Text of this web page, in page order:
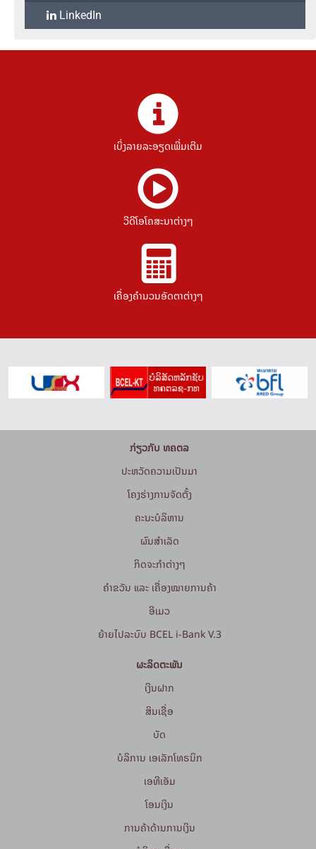
LinkedIn
ເບິ່ງລາຍລະອຽດເພີ່ມເຕີມ
ວີດີໂອໂຄສະນາຕ່າງໆ
ເຄື່ອງຄຳນວນອັດຕາຕ່າງໆ
ກ່ຽວກັບ ທຄຕລ
ປະຫວັດຄວາມເປັນມາ
ໂຄງຮ່າງການຈັດຕັ້ງ
ຄະນະບໍລິຫານ
ຜົນສຳເລັດ
ກິດຈະກໍາຕ່າງໆ
ຄຳຂວັນ ແລະ ເຄື່ອງໝາຍການຄ້າ
ອີເມວ
ຍ້າຍໄປລະບົບ BCEL i-Bank V.3
ຜະລິດຕະພັນ
ເງິນຝາກ
ສິນເຊື່ອ
ບັດ
ບໍລິການ ເອເລັກໂທຣນິກ
ເອທີເອັມ
ໂອນເງິນ
ການຄ້າດ້ານການເງິນ